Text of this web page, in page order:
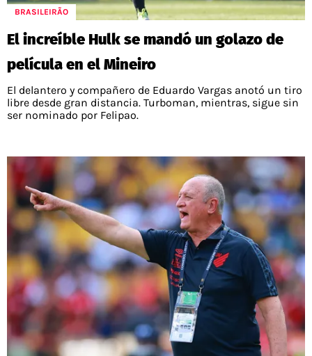
BRASILEIRÃO
El increíble Hulk se mandó un golazo de
película en el Mineiro
El delantero y compañero de Eduardo Vargas anotó un tiro
libre desde gran distancia. Turboman, mientras, sigue sin
ser nominado por Felipao.